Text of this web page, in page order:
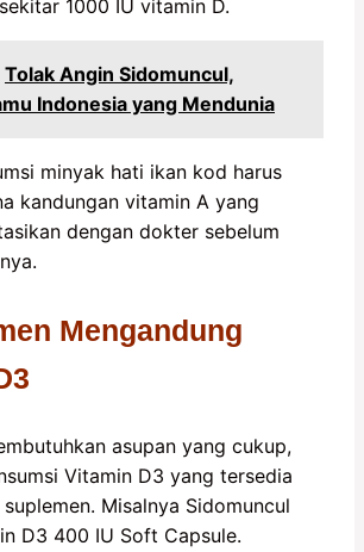
1000 IU vitamin D.
Tolak Angin Sidomuncul,
Indonesia yang Mendunia
minyak hati ikan kod harus
kandungan vitamin A yang
dengan dokter sebelum
Mengandung
asupan yang cukup,
Vitamin D3 yang tersedia
Misalnya Sidomuncul
D3 400 IU Soft Capsule.